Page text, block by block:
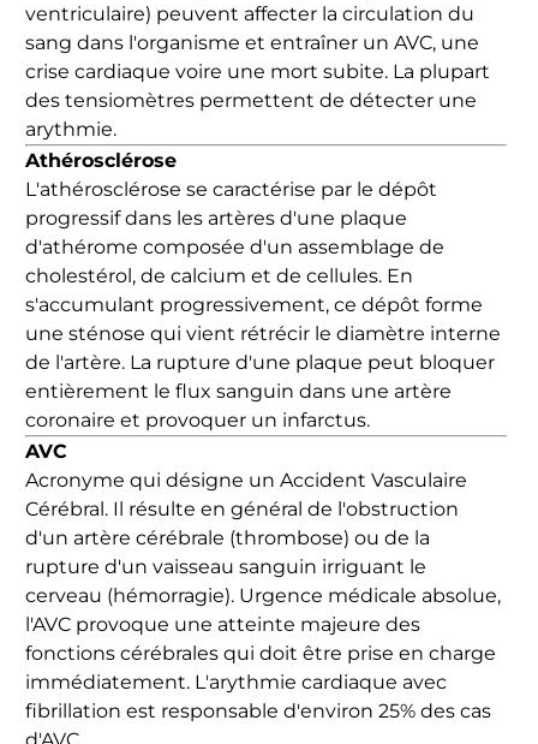
ventriculaire) peuvent affecter la circulation du
sang dans l'organisme et entraîner un AVC, une
crise cardiaque voire une mort subite. La plupart
des tensiomètres permettent de détecter une
arythmie.
Athérosclérose
L'athérosclérose se caractérise par le dépôt
progressif dans les artères d'une plaque
d'athérome composée d'un assemblage de
cholestérol, de calcium et de cellules. En
s'accumulant progressivement, ce dépôt forme
une sténose qui vient rétrécir le diamètre interne
de l'artère. La rupture d'une plaque peut bloquer
entièrement le flux sanguin dans une artère
coronaire et provoquer un infarctus.
AVC
Acronyme qui désigne un Accident Vasculaire
Cérébral. Il résulte en général de l'obstruction
d'un artère cérébrale (thrombose) ou de la
rupture d'un vaisseau sanguin irriguant le
cerveau (hémorragie). Urgence médicale absolue,
l'AVC provoque une atteinte majeure des
fonctions cérébrales qui doit être prise en charge
immédiatement. L'arythmie cardiaque avec
fibrillation est responsable d'environ 25% des cas
d'AVC.